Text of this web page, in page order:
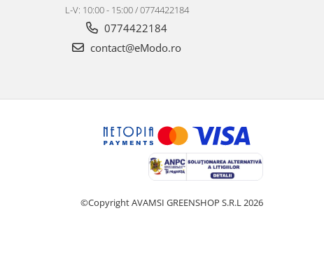
L-V: 10:00 - 15:00 / 0774422184
0774422184
contact@eModo.ro
©Copyright AVAMSI GREENSHOP S.R.L 2026